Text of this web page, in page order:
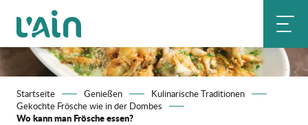
contenu
principal
Startseite Genießen
Kulinarische Traditionen
Gekochte Frösche wie in der Dombes
Wo kann man Frösche essen?